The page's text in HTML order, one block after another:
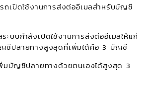
ถเปิดใช้งานการส่งต่ออีเมลสำหรับบัญชี
ะบบกำลังเปิดใช้งานการส่งต่ออีเมลให้แก่
ชีปลายทางสูงสุดที่เพิ่มได้คือ 3 บัญชี
มบัญชีปลายทางด้วยตนเองได้สูงสุด 3